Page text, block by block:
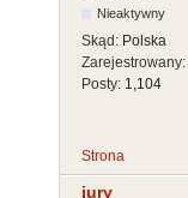
Nieaktywny
Skąd: Polska
Zarejestrowany:
Posty: 1,104
Strona
jury